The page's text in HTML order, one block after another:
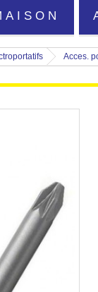
Acces.